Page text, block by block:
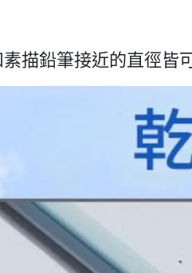
描鉛筆接近的直徑皆